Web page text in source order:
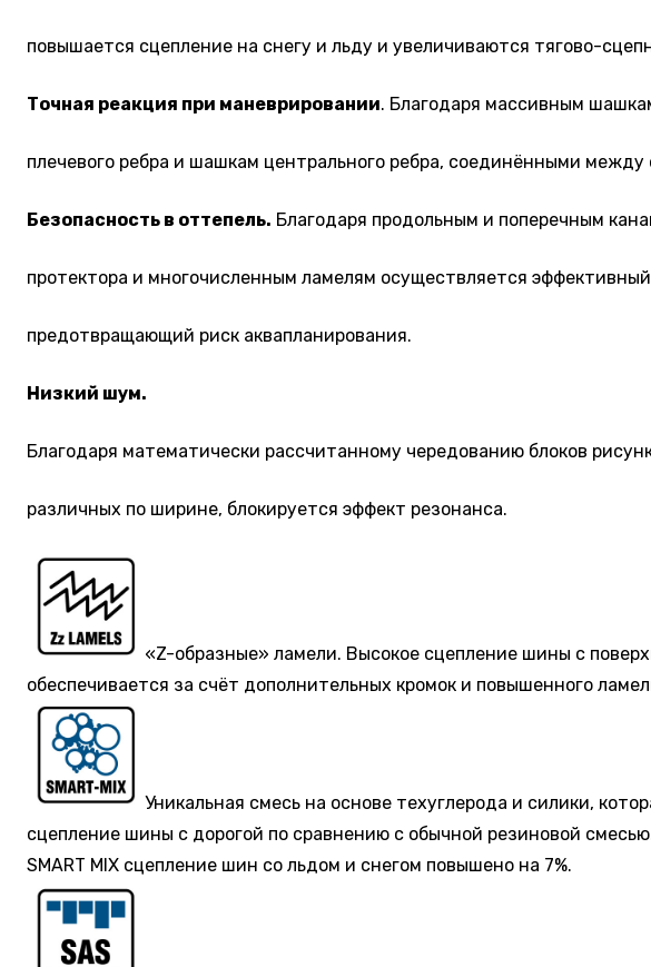
повышается сцепление на снегу и льду и увеличиваются тягово-
Точная реакция при маневрировании. Благодаря массивным
плечевого ребра и шашкам центрального ребра, соединёнными
Безопасность в оттепель. Благодаря продольным и поперечным
протектора и многочисленным ламелям осуществляется
предотвращающий риск аквапланирования.
Низкий шум.
Благодаря математически рассчитанному чередованию блоков
различных по ширине, блокируется эффект резонанса.
«Z-образные» ламели. Высокое сцепление шины с
обеспечивается за счёт дополнительных кромок и повышенного
Уникальная смесь на основе техуглерода и силики,
сцепление шины с дорогой по сравнению с обычной резиновой
SMART MIX сцепление шин со льдом и снегом повышено на 7%.